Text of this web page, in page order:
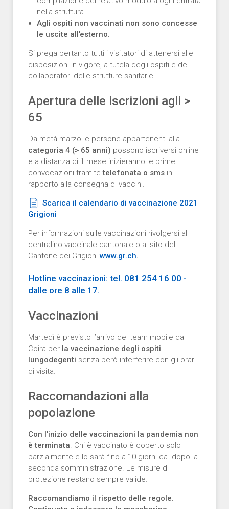
nella struttura.
Agli ospiti non vaccinati non sono concesse
le uscite all’esterno.
Si prega pertanto tutti i visitatori di attenersi alle
disposizioni in vigore, a tutela degli ospiti e dei
collaboratori delle strutture sanitarie.
Apertura delle iscrizioni agli >
65
Da metà marzo le persone appartenenti alla
categoria 4 (> 65 anni) possono iscriversi online
e a distanza di 1 mese inizieranno le prime
convocazioni tramitetelefonata o sms in
rapporto alla consegna di vaccini.
Scarica il calendario di vaccinazione 2021
Grigioni
Per informazioni sulle vaccinazioni rivolgersi al
centralino vaccinale cantonale o al sito del
Cantone dei Grigioni www.gr.ch.
Hotline vaccinazioni: tel. 081 254 16 00 -
dalle ore 8 alle 17.
Vaccinazioni
Martedì è previsto l’arrivo del team mobile da
Coira per la vaccinazione degli ospiti
lungodegenti senza però interferire con gli orari
di visita.
Raccomandazioni alla
popolazione
Con l’inizio delle vaccinazioni la pandemia non
è terminata. Chi è vaccinato è coperto solo
parzialmente e lo sarà fino a 10 giorni ca. dopo la
seconda somministrazione. Le misure di
protezione restano sempre valide.
Raccomandiamo il rispetto delle regole.